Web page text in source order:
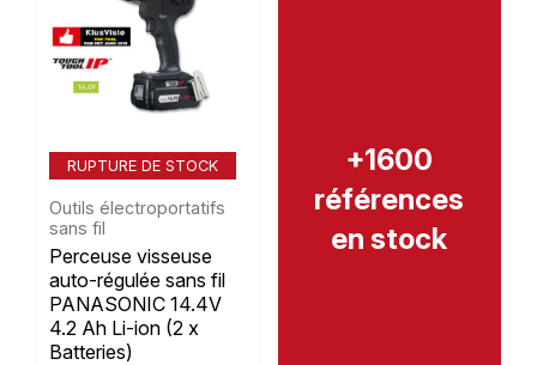
RUPTURE DE STOCK
Outils électroportatifs
sans fil
Perceuse visseuse
auto-régulée sans fil
PANASONIC 14.4V
4.2 Ah Li-ion (2 x
Batteries)
+1600
références
en stock